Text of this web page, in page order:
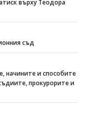
върху Теодора
съд
начините и способите
прокурорите и